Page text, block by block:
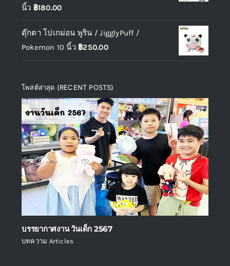
นิ้ว ฿180.00
ตุ๊กตา โปเกม่อน พูริน / JigglyPuff /
Pokemon 10 นิ้ว ฿250.00
โพสต์ล่าสุด (RECENT POSTS)
บรรยากาศงาน วันเด็ก 2567
บทความ Articles